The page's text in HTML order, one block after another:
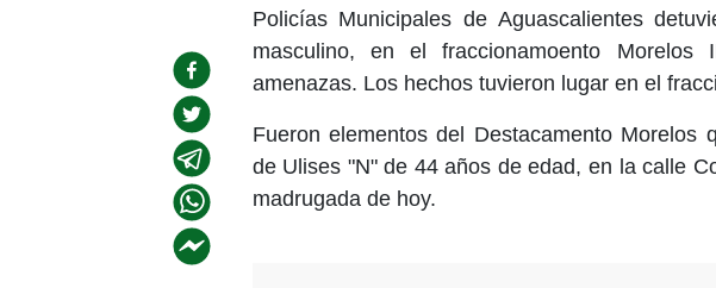
Policías Municipales de Aguascalientes
masculino, en el fraccionamoento
amenazas. Los hechos tuvieron lugar en el
Fueron elementos del Destacamento Morelos
de Ulises "N" de 44 años de edad, en la calle
madrugada de hoy.